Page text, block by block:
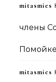
mitasmies
члены
Помойке
mitasmies